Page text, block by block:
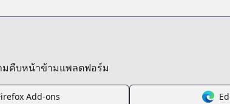
มคืบหน้าข้ามแพลตฟอร์ม
Add-ons